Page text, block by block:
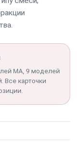
MA, 9 моделей
Все карточки